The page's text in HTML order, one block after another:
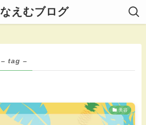
なえむブログ
– tag –
美容